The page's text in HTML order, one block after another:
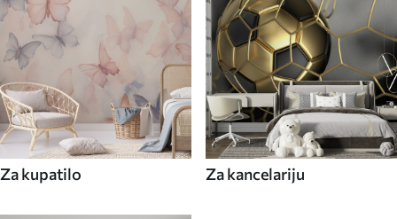
Za kupatilo Za kancelariju